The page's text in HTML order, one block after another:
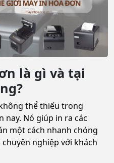
là gì và tại
thể thiếu trong
nay. Nó giúp in ra các
một cách nhanh chóng
nghiệp với khách